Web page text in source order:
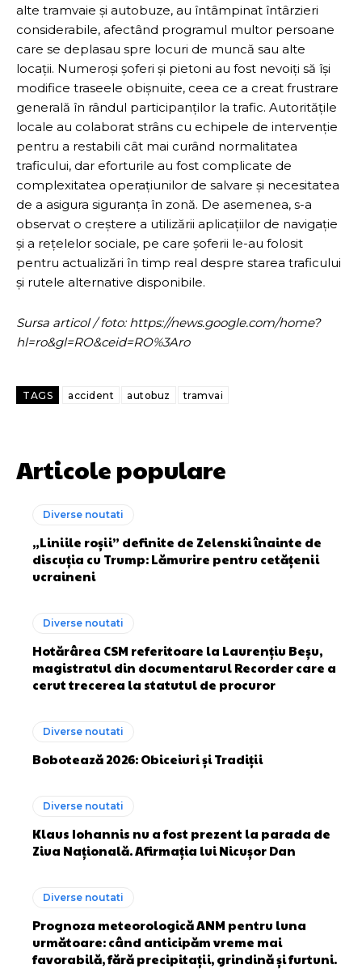
alte tramvaie și autobuze, au întâmpinat întârzieri
considerabile, afectând programul multor persoane
care se deplasau spre locuri de muncă sau alte
locații. Numeroși șoferi și pietoni au fost nevoiți să își
modifice traseele obișnuite, ceea ce a creat frustrare
generală în rândul participanților la trafic. Autoritățile
locale au colaborat strâns cu echipele de intervenție
pentru a restabili cât mai curând normalitatea
traficului, dar eforturile au fost complicate de
complexitatea operațiunilor de salvare și necesitatea
de a asigura siguranța în zonă. De asemenea, s-a
observat o creștere a utilizării aplicațiilor de navigație
și a rețelelor sociale, pe care șoferii le-au folosit
pentru actualizări în timp real despre starea traficului
și rutele alternative disponibile.
Sursa articol / foto: https://news.google.com/home?
hl=ro&gl=RO&ceid=RO%3Aro
TAGS accident autobuz tramvai
Articole populare
Diverse noutati
„Liniile roșii” definite de Zelenski înainte de
discuția cu Trump: Lămurire pentru cetățenii
ucraineni
Diverse noutati
Hotărârea CSM referitoare la Laurențiu Beșu,
magistratul din documentarul Recorder care a
cerut trecerea la statutul de procuror
Diverse noutati
Bobotează 2026: Obiceiuri și Tradiții
Diverse noutati
Klaus Iohannis nu a fost prezent la parada de
Ziua Națională. Afirmația lui Nicușor Dan
Diverse noutati
Prognoza meteorologică ANM pentru luna
următoare: când anticipăm vreme mai
favorabilă, fără precipitații, grindină și furtuni.